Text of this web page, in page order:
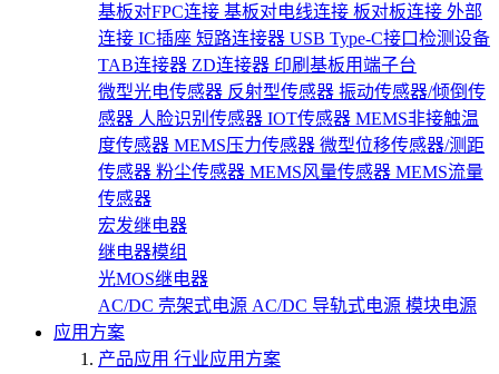
基板对FPC连接 基板对电线连接 板对板连接 外部
连接 IC插座 短路连接器 USB Type-C接口检测设备
TAB连接器 ZD连接器 印刷基板用端子台
微型光电传感器 反射型传感器 振动传感器/倾倒传
感器 人脸识别传感器 IOT传感器 MEMS非接触温
度传感器 MEMS压力传感器 微型位移传感器/测距
传感器 粉尘传感器 MEMS风量传感器 MEMS流量
传感器
宏发继电器
继电器模组
光MOS继电器
AC/DC 壳架式电源 AC/DC 导轨式电源 模块电源
应用方案
产品应用 行业应用方案